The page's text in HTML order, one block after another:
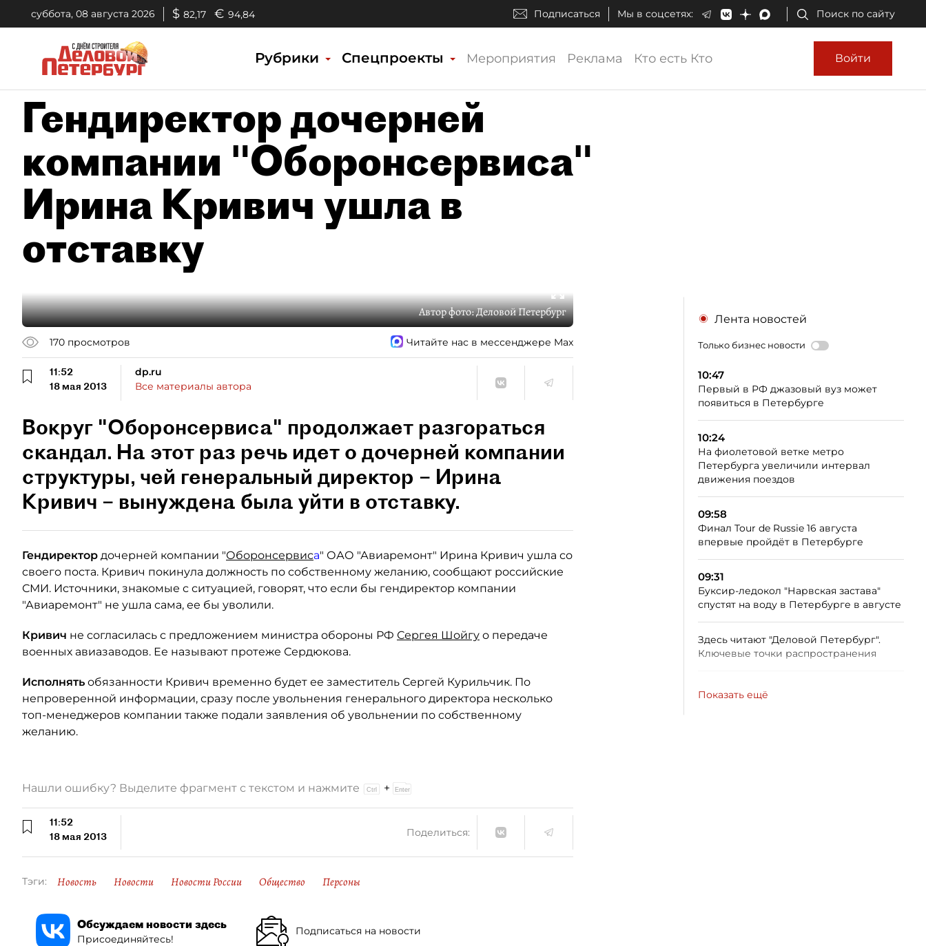
суббота, 08 августа 2026 $ 82,17 € 94,84 Подписаться Мы в соцсетях: Поиск по сайту
Рубрики Спецпроекты Мероприятия Реклама Кто есть Кто Войти
Гендиректор дочерней
компании "Оборонсервиса"
Ирина Кривич ушла в
отставку
Автор фото:Деловой Петербург
170 просмотров Читайте нас в мессенджере Max
11:52
18 мая 2013
dp.ru
Все материалы автора
Вокруг "Оборонсервиса" продолжает разгораться
скандал. На этот раз речь идет о дочерней компании
структуры, чей генеральный директор – Ирина
Кривич – вынуждена была уйти в отставку.
Гендиректор дочерней компании "Оборонсервиса" ОАО "Авиаремонт" Ирина Кривич ушла со
своего поста. Кривич покинула должность по собственному желанию, сообщают российские
СМИ. Источники, знакомые с ситуацией, говорят, что если бы гендиректор компании
"Авиаремонт" не ушла сама, ее бы уволили.
Кривич не согласилась с предложением министра обороны РФ Сергея Шойгу о передаче
военных авиазаводов. Ее называют протеже Сердюкова.
Исполнять обязанности Кривич временно будет ее заместитель Сергей Курильчик. По
непроверенной информации, сразу после увольнения генерального директора несколько
топ-менеджеров компании также подали заявления об увольнении по собственному
желанию.
Лента новостей
Только бизнес новости
10:47
Первый в РФ джазовый вуз может
появиться в Петербурге
10:24
На фиолетовой ветке метро
Петербурга увеличили интервал
движения поездов
09:58
Финал Tour de Russie 16 августа
впервые пройдёт в Петербурге
09:31
Буксир-ледокол "Нарвская застава"
спустят на воду в Петербурге в августе
Здесь читают "Деловой Петербург".
Ключевые точки распространения
Показать ещё
Нашли ошибку? Выделите фрагмент с текстом и нажмите +
11:52
18 мая 2013
Поделиться:
Тэги: Новость Новости Новости России Общество Персоны
Обсуждаем новости здесь
Присоединяйтесь!
Подписаться на новости